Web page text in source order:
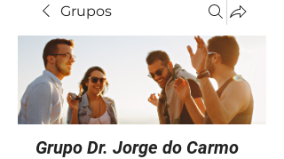
Grupos
Grupo Dr. Jorge do Carmo